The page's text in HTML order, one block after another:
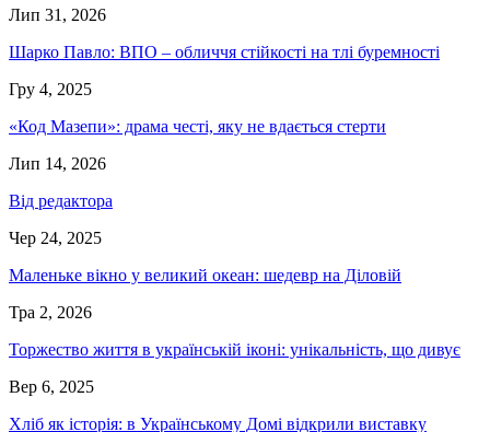
Лип 31, 2026
Шарко Павло: ВПО – обличчя стійкості на тлі буремності
Гру 4, 2025
«Код Мазепи»: драма честі, яку не вдається стерти
Лип 14, 2026
Від редактора
Чер 24, 2025
Маленьке вікно у великий океан: шедевр на Діловій
Тра 2, 2026
Торжество життя в українській іконі: унікальність, що дивує
Вер 6, 2025
Хліб як історія: в Українському Домі відкрили виставку